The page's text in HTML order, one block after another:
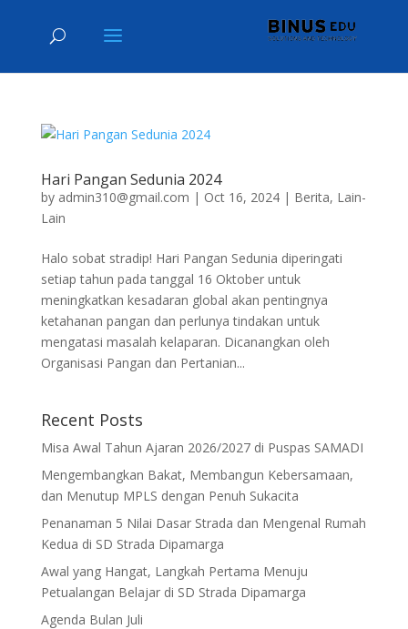
Hari Pangan Sedunia 2024
by admin310@gmail.com | Oct 16, 2024| Berita, Lain-
Lain
Halo sobat stradip! Hari Pangan Sedunia diperingati
setiap tahun pada tanggal 16 Oktober untuk
meningkatkan kesadaran global akan pentingnya
ketahanan pangan dan perlunya tindakan untuk
mengatasi masalah kelaparan. Dicanangkan oleh
Organisasi Pangan dan Pertanian...
Recent Posts
Misa Awal Tahun Ajaran 2026/2027 di Puspas SAMADI
Mengembangkan Bakat, Membangun Kebersamaan,
dan Menutup MPLS dengan Penuh Sukacita
Penanaman 5 Nilai Dasar Strada dan Mengenal Rumah
Kedua di SD Strada Dipamarga
Awal yang Hangat, Langkah Pertama Menuju
Petualangan Belajar di SD Strada Dipamarga
Agenda Bulan Juli